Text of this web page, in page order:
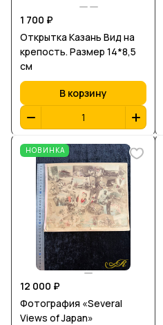
1 700 ₽
Открытка Казань Вид на
крепость. Размер 14*8,5
см
В корзину
НОВИНКА
12 000 ₽
Фотография «Several
Views of Japan»